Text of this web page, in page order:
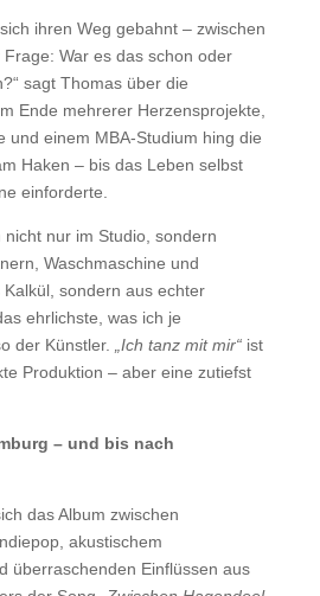
ihren Weg gebahnt – zwischen
War es das schon oder
sagt Thomas über die
Ende mehrerer Herzensprojekte,
und einem MBA-Studium hing die
Haken – bis das Leben selbst
einforderte.
nicht nur im Studio, sondern
Waschmaschine und
sondern aus echter
ehrlichste, was ich je
der Künstler.
„Ich tanz mit mir“ist
Produktion – aber eine zutiefst
– und bis nach
das Album zwischen
akustischem
überraschenden Einflüssen aus